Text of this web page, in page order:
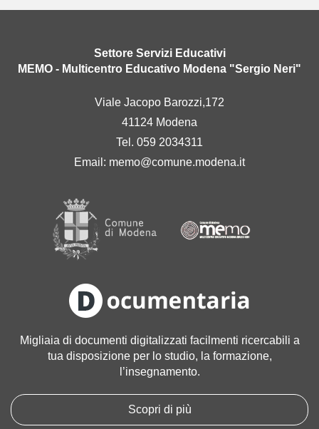
Settore Servizi Educativi
MEMO - Multicentro Educativo Modena "Sergio Neri"
Viale Jacopo Barozzi,172
41124 Modena
Tel. 059 2034311
Email: memo@comune.modena.it
Migliaia di documenti digitalizzati facilmenti ricercabili a
tua disposizione per lo studio, la formazione,
l’insegnamento.
Scopri di più